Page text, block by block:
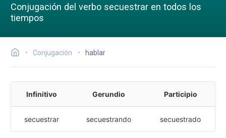
Conjugación del verbo secuestrar en todos los
tiempos
Conjugación hablar
Infinitivo Gerundio Participio
secuestrar secuestrando secuestrado